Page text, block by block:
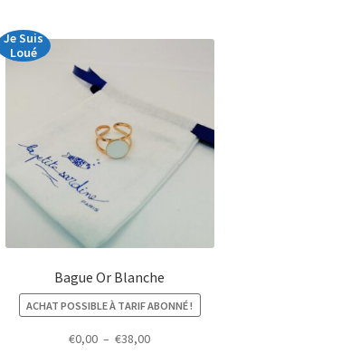
Je Suis
Loué
Bague Or Blanche
ACHAT POSSIBLE À TARIF ABONNÉ !
€0,00 – €38,00Plage